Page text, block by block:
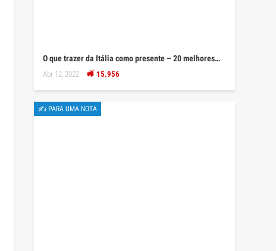
O que trazer da Itália como presente – 20 melhores…
Abr 12, 2022 15.956
✍ PARA UMA NOTA